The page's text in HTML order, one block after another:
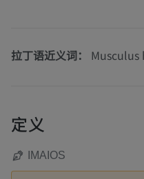
拉丁语近义词：
定义
IMAIOS